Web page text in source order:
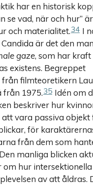
har en historisk
se vad, när och hur”
och materialitet.34 I
är det den
gaze, som har
existens. Begreppet
filmteoretikern
från 1975.35 Idén om
beskriver hur
vara passiva objekt
för
från dem som
Den manliga blicken
om hur
av att åldras.